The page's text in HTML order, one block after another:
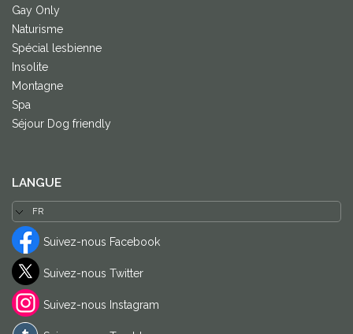
Gay Only
Naturisme
Spécial lesbienne
Insolite
Montagne
Spa
Séjour Dog friendly
LANGUE
Suivez-nous Facebook
Suivez-nous Twitter
Suivez-nous Instagram